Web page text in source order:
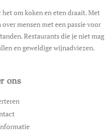
om koken en eten draait. Met
mensen met een passie voor
Restaurants die je niet mag
en geweldige wijnadviezen.
ons